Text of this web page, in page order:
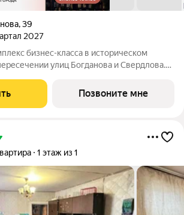
,39
2027
бизнес-класса в историческом
улиц Богданова и Свердлова.
Позвоните мне
1 этаж из 1